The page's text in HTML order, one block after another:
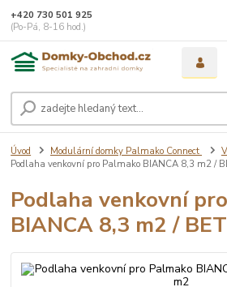
+420 730 501 925
(Po-Pá, 8-16 hod.)
Úvod Modulární domky Palmako Connect
Podlaha venkovní pro Palmako BIANCA 8,3 m2 /
Podlaha venkovní
BIANCA 8,3 m2 /